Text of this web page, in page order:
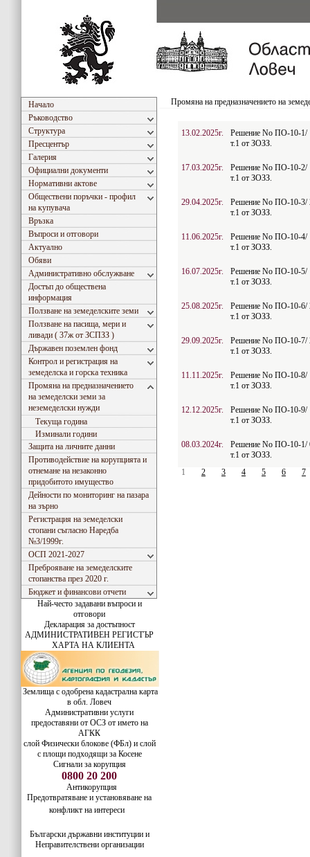
Начало
Ръководство
Структура
Пресцентър
Галерия
Официални документи
Нормативни актове
Обществени поръчки - профил
на купувача
Връзка
Въпроси и отговори
Актуално
Обяви
Административно обслужване
Достъп до обществена
информация
Ползване на земеделските земи
Ползване на пасища, мери и
ливади ( 37ж от ЗСПЗЗ )
Държавен поземлен фонд
Контрол и регистрация на
земеделска и горска техника
Промяна на предназначението
на земеделски земи за
неземеделски нужди
Текуща година
Изминали години
Защита на личните данни
Противодействие на корупцията и
отнемане на незаконно
придобитото имущество
Дейности по мониторинг на пазара
на зърно
Регистрация на земеделски
стопани съгласно Наредба
№3/1999г.
ОСП 2021-2027
Преброяване на земеделските
стопанства през 2020 г.
Бюджет и финансови отчети
Най-често задавани въпроси и
отговори
Декларация за достъпност
АДМИНИСТРАТИВЕН РЕГИСТЪР
ХАРТА НА КЛИЕНТА
Землища с одобрена кадастрална карта
в обл. Ловеч
Административни услуги
предоставяни от ОСЗ от името на
АГКК
слой Физически блокове (ФБл) и слой
с площи подходящи за Косене
Сигнали за корупция
0800 20 200
Антикорупция
Предотвратяване и установяване на
конфликт на интереси
Български държавни институции и
Неправителствени организации
Промяна на предназначението на
13.02.2025г.
Решение No ПО-10-1/
т.1 от ЗОЗЗ.
17.03.2025г.
Решение No ПО-10-2/
т.1 от ЗОЗЗ.
29.04.2025г.
Решение No ПО-10-3/
т.1 от ЗОЗЗ.
11.06.2025г.
Решение No ПО-10-4/
т.1 от ЗОЗЗ.
16.07.2025г.
Решение No ПО-10-5/
т.1 от ЗОЗЗ.
25.08.2025г.
Решение No ПО-10-6/
т.1 от ЗОЗЗ.
29.09.2025г.
Решение No ПО-10-7/
т.1 от ЗОЗЗ.
11.11.2025г.
Решение No ПО-10-8/
т.1 от ЗОЗЗ.
12.12.2025г.
Решение No ПО-10-9/
т.1 от ЗОЗЗ.
08.03.2024г.
Решение No ПО-10-1/
т.1 от ЗОЗЗ.
1
2 3 4 5 6 7